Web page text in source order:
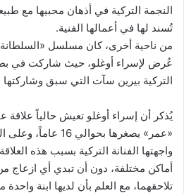
النجمة التركية في أذهان محبيها مع
تُسند لها في أعمالها الفنية.
من ناحية أخرى، كان مسلسل
عُرض لإسراء أوغلو، حيث شاركت في
التركية بيرين سآت التي سبق
يُذكر أن إسراء أوغلو تعيش حالياً
«عمر» يصغرها بحوالي
واجهتها الفنانة التركية بسبب هذه
أماكن مختلفة، دون أن تبدي أي ازعاج
تلاحقهما، مع العلم بأن لديها ابنة